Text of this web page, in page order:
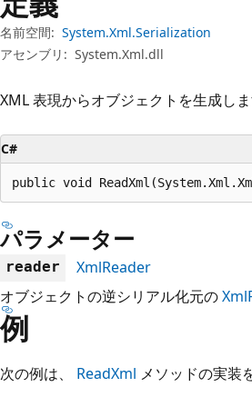
名前空間: System.Xml.Serialization
アセンブリ: System.Xml.dll
XML 表現からオブジェクトを生成しま
C#
public void
パラメーター
reader
XmlReader
オブジェクトの逆シリアル化元の
例
次の例は、 ReadXml メソッドの実装